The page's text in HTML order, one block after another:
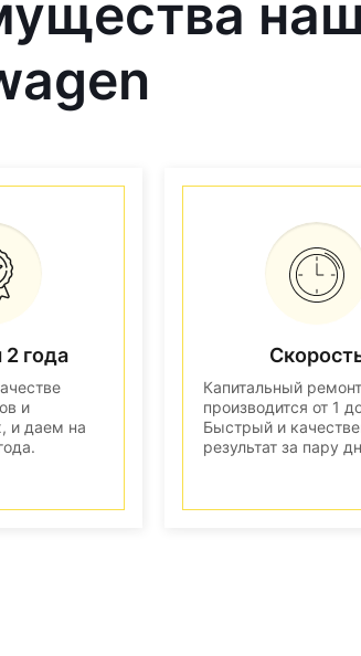
2 года
и
и даем на
Капитальный
производится от 1
Быстрый и
результат за пару